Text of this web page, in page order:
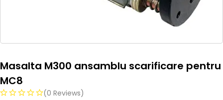
Masalta M300 ansamblu scarificare pentru
MC8
(0 Reviews)